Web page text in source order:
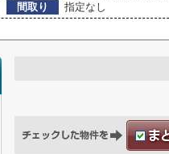
間取り
指定なし